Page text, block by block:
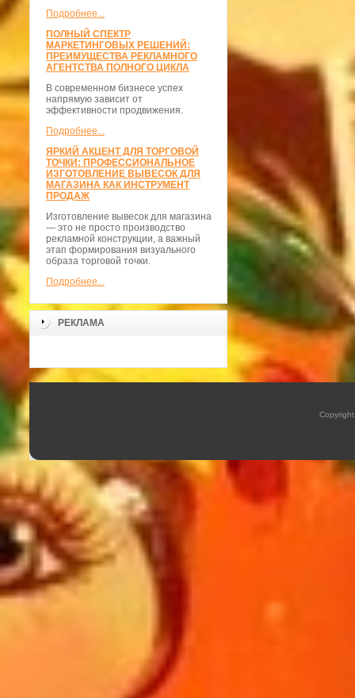
Подробнее...
ПОЛНЫЙ СПЕКТР
МАРКЕТИНГОВЫХ РЕШЕНИЙ:
ПРЕИМУЩЕСТВА РЕКЛАМНОГО
АГЕНТСТВА ПОЛНОГО ЦИКЛА
В современном бизнесе успех
напрямую зависит от
эффективности продвижения.
Подробнее...
ЯРКИЙ АКЦЕНТ ДЛЯ ТОРГОВОЙ
ТОЧКИ: ПРОФЕССИОНАЛЬНОЕ
ИЗГОТОВЛЕНИЕ ВЫВЕСОК ДЛЯ
МАГАЗИНА КАК ИНСТРУМЕНТ
ПРОДАЖ
Изготовление вывесок для магазина
— это не просто производство
рекламной конструкции, а важный
этап формирования визуального
образа торговой точки.
Подробнее...
РЕКЛАМА